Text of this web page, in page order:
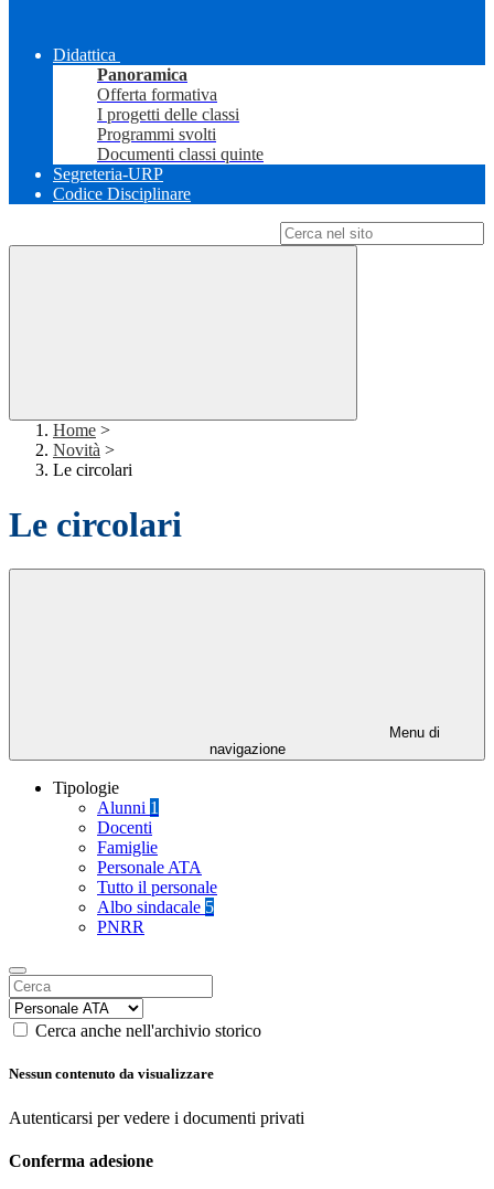
Didattica
Panoramica
Offerta formativa
I progetti delle classi
Programmi svolti
Documenti classi quinte
Segreteria-URP
Codice Disciplinare
Home >
Novità >
Le circolari
Le circolari
Menu di
navigazione
Tipologie
Alunni 1
Docenti
Famiglie
Personale ATA
Tutto il personale
Albo sindacale 5
PNRR
Cerca anche nell'archivio storico
Nessun contenuto da visualizzare
Autenticarsi per vedere i documenti privati
Conferma adesione